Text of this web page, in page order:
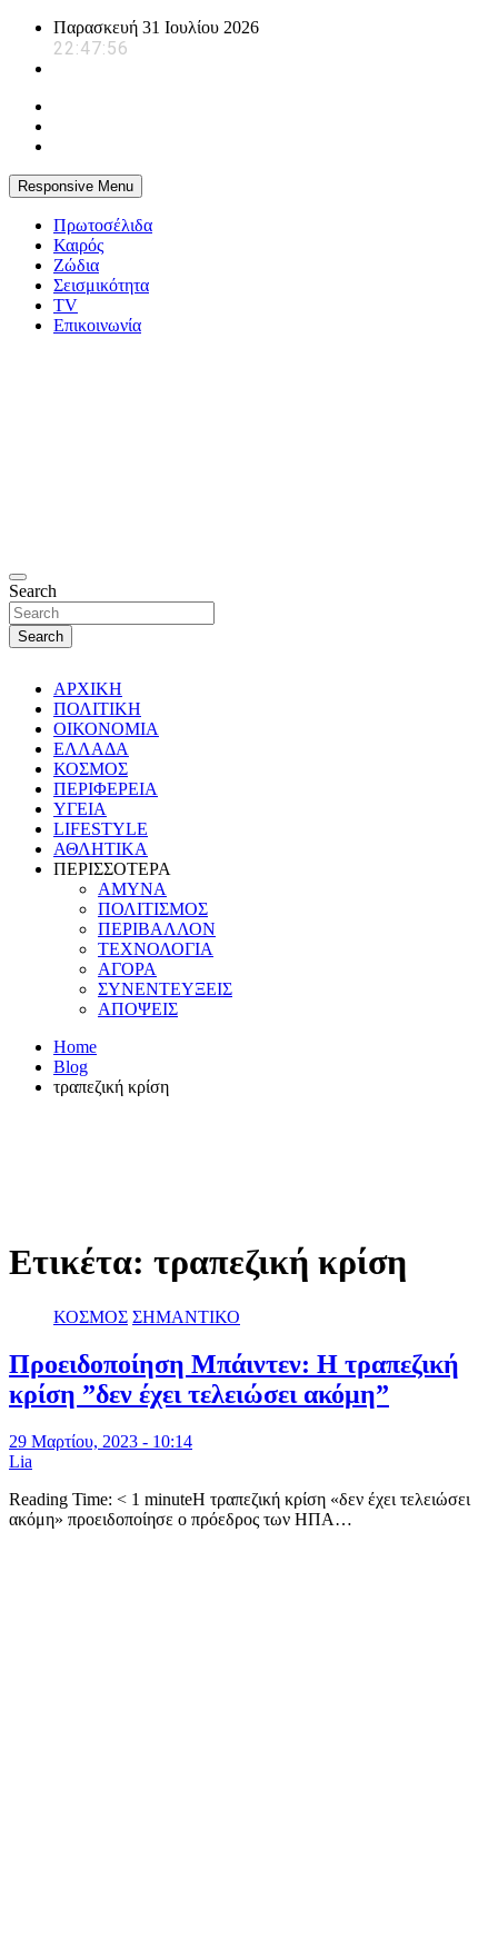
Skip
content
Παρασκευή 31 Ιουλίου 2026
22:47:57
Responsive Menu
Πρωτοσέλιδα
Καιρός
Ζώδια
Σεισμικότητα
TV
Επικοινωνία
Search
Search
ΑΡΧΙΚΗ
ΠΟΛΙΤΙΚΗ
ΟΙΚΟΝΟΜΙΑ
ΕΛΛΑΔΑ
ΚΟΣΜΟΣ
ΠΕΡΙΦΕΡΕΙΑ
ΥΓΕΙΑ
LIFESTYLE
ΑΘΛΗΤΙΚΑ
ΠΕΡΙΣΣΟΤΕΡΑ
ΑΜΥΝΑ
ΠΟΛΙΤΙΣΜΟΣ
ΠΕΡΙΒΑΛΛΟΝ
ΤΕΧΝΟΛΟΓΙΑ
ΑΓΟΡΑ
ΣΥΝΕΝΤΕΥΞΕΙΣ
ΑΠΟΨΕΙΣ
Home
Blog
τραπεζική κρίση
Ετικέτα: τραπεζική κρίση
ΚΟΣΜΟΣ ΣΗΜΑΝΤΙΚΟ
Προειδοποίηση Μπάιντεν: Η τραπεζική
κρίση ”δεν έχει τελειώσει ακόμη”
29 Μαρτίου, 2023 - 10:14
Lia
Reading Time: < 1 minuteΗ τραπεζική κρίση «δεν έχει τελειώσει
ακόμη» προειδοποίησε ο πρόεδρος των ΗΠΑ…